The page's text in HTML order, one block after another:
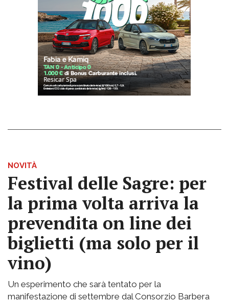
NOVITÀ
Festival delle Sagre: per
la prima volta arriva la
prevendita on line dei
biglietti (ma solo per il
vino)
Un esperimento che sarà tentato per la
manifestazione di settembre dal Consorzio Barbera